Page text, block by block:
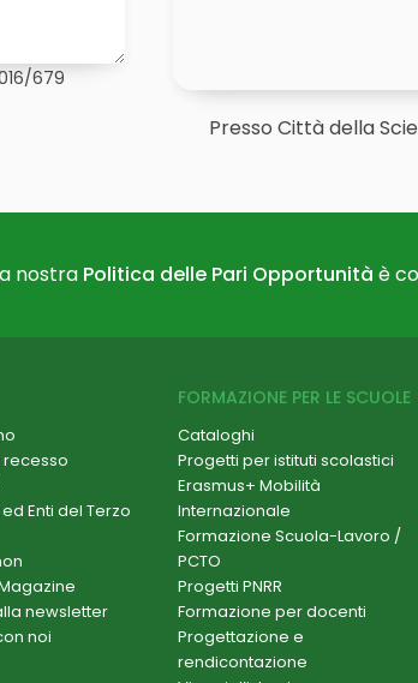
679
Presso Città della
nostra Politica delle Pari Opportunità è
recesso
Enti del Terzo
newsletter
noi
FORMAZIONE PER LE SCUOLE
Cataloghi
Progetti per istituti scolastici
Erasmus+ Mobilità
Internazionale
Formazione Scuola-Lavoro /
PCTO
Progetti PNRR
Formazione per docenti
Progettazione e
rendicontazione